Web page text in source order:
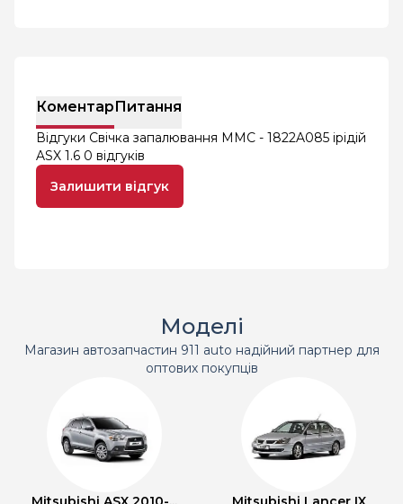
КоментарПитання
Відгуки Свічка запалювання MMC - 1822A085 ірідій
ASX 1.6 0 відгуків
Залишити відгук
Моделі
Магазин автозапчастин 911 auto надійний партнер для
оптових покупців